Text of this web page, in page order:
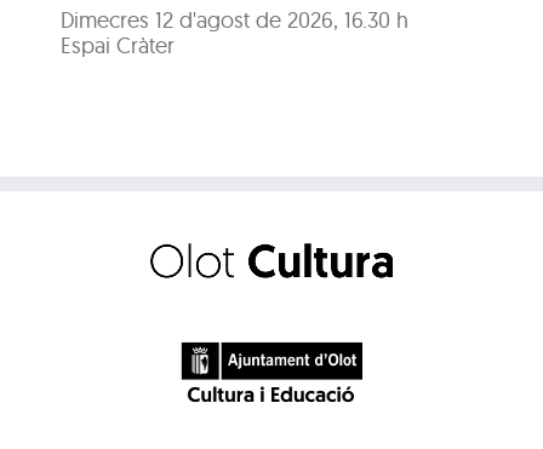
Dimecres 12 d'agost de 2026, 16.30 h
Espai Cràter